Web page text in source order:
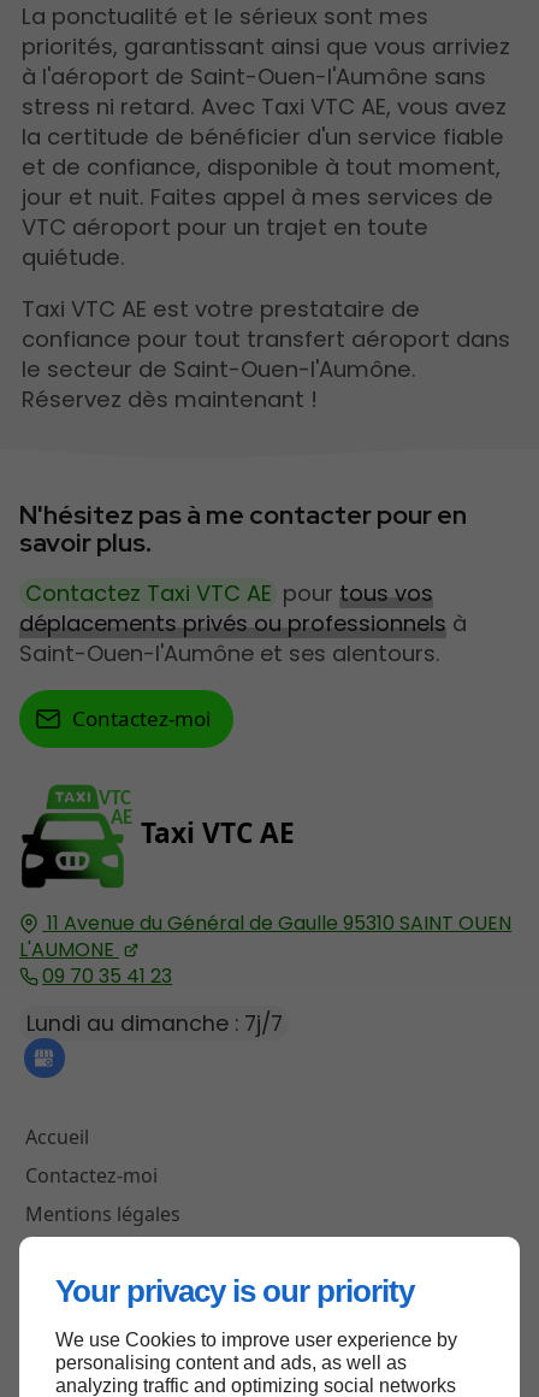
Your privacy is our priority
We use Cookies to improve user experience by
personalising content and ads, as well as
analyzing traffic and optimizing social networks
La ponctualité et le sérieux sont mes
priorités, garantissant ainsi que vous arriviez
à l'aéroport de Saint-Ouen-l'Aumône sans
stress ni retard. Avec Taxi VTC AE, vous avez
la certitude de bénéficier d'un service fiable
et de confiance, disponible à tout moment,
jour et nuit. Faites appel à mes services de
VTC aéroport pour un trajet en toute
quiétude.
Taxi VTC AE est votre prestataire de
confiance pour tout transfert aéroport dans
le secteur de Saint-Ouen-l'Aumône.
Réservez dès maintenant !
VTC
AE Taxi VTC AE
11 Avenue du Général de Gaulle 95310 SAINT OUEN
L'AUMONE
09 70 35 41 23
Lundi au dimanche : 7j/7
Accueil
Contactez-moi
Mentions légales
N'hésitez pas à me contacter pour en
savoir plus.
Contactez Taxi VTC AE pourtous vos
déplacements privés ou professionnels à
Saint-Ouen-l'Aumône et ses alentours.
Contactez-moi
Haut de page